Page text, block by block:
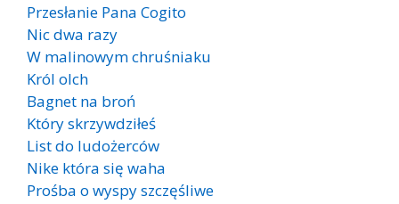
Przesłanie Pana Cogito
Nic dwa razy
W malinowym chruśniaku
Król olch
Bagnet na broń
Który skrzywdziłeś
List do ludożerców
Nike która się waha
Prośba o wyspy szczęśliwe